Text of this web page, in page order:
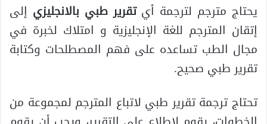
يحتاج مترجم لترجمة أيتقرير طبي بالانجليزي إلى
إتقان المترجم للغة الإنجليزية و امتلاك لخبرة في
مجال الطب تساعده على فهم المصطلحات وكتابة
تقرير طبي صحيح.
تحتاج ترجمة تقرير طبي لاتباع المترجم لمجموعة من